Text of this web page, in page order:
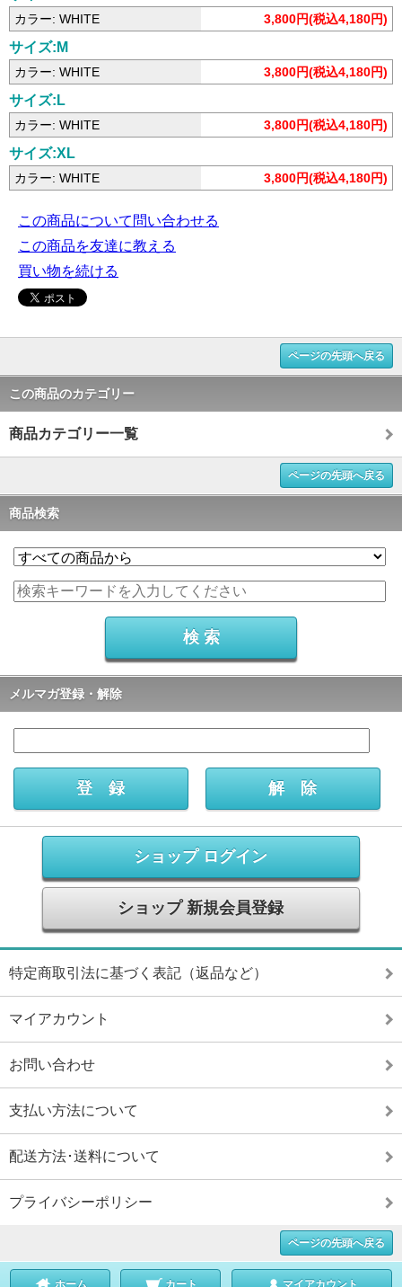
カラー: WHITE 3,800円(税込4,180円)
サイズ:M
カラー: WHITE 3,800円(税込4,180円)
サイズ:L
カラー: WHITE 3,800円(税込4,180円)
サイズ:XL
カラー: WHITE 3,800円(税込4,180円)
この商品について問い合わせる
この商品を友達に教える
買い物を続ける
ページの先頭へ戻る
この商品のカテゴリー
商品カテゴリー一覧
ページの先頭へ戻る
商品検索
メルマガ登録・解除
ショップ ログイン
ショップ 新規会員登録
特定商取引法に基づく表記（返品など）
マイアカウント
お問い合わせ
支払い方法について
配送方法･送料について
プライバシーポリシー
ページの先頭へ戻る
ホーム カート マイアカウント